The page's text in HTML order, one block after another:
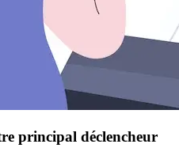
principal déclencheur